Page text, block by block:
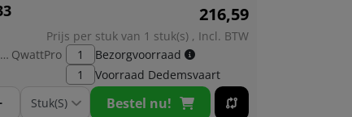
216,59
Prijs per stuk van 1 stuk(s) , Incl. BTW
Fabrikant: QwattPro
1
Bezorgvoorraad
1
Voorraad Dedemsvaart
Bestel nu!